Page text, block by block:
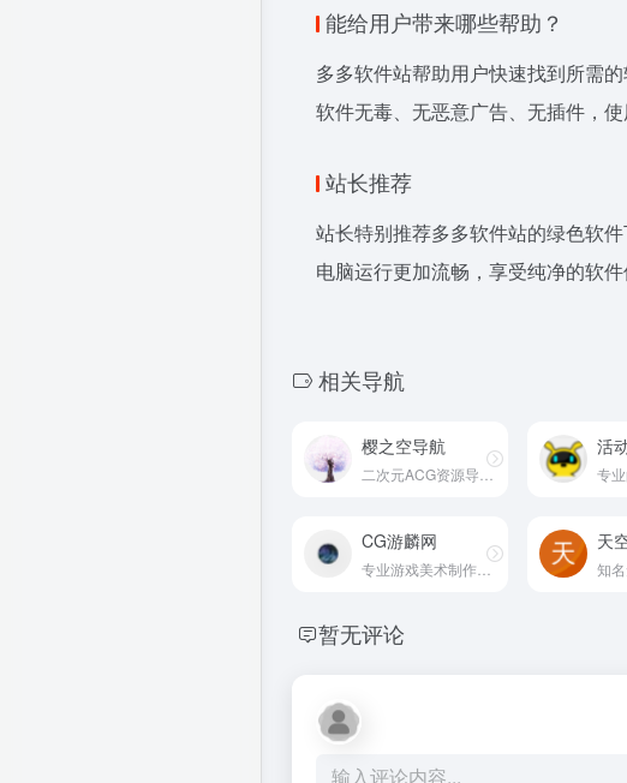
能给用户带来哪些帮助？
多多软件站帮助用户快速找到所需
软件无毒、无恶意广告、无插件，使
站长推荐
站长特别推荐多多软件站的绿色软
电脑运行更加流畅，享受纯净的软件
相关导航
樱之空导航
二次元ACG资源导航平台
活
CG游麟网 天
暂无评论